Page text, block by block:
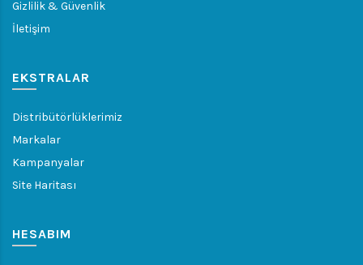
Gizlilik & Güvenlik
İletişim
EKSTRALAR
Distribütörlüklerimiz
Markalar
Kampanyalar
Site Haritası
HESABIM